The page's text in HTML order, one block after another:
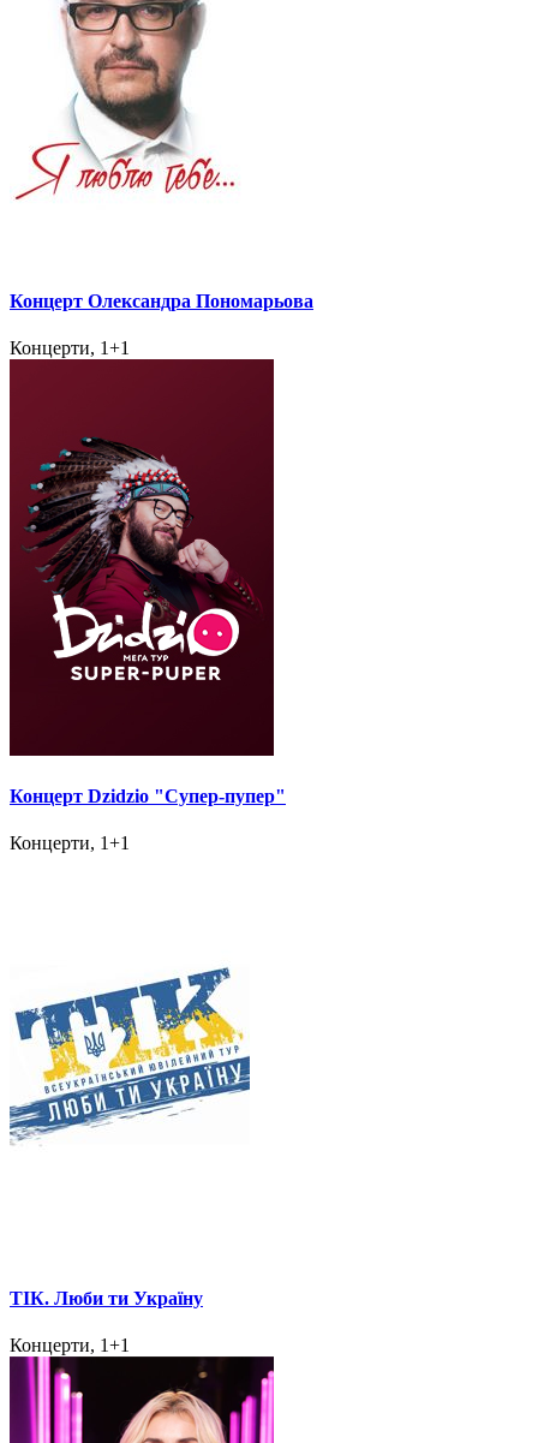
Концерт Олександра Пономарьова
Концерти, 1+1
Концерт Dzidzio "Супер-пупер"
Концерти, 1+1
ТІК. Люби ти Україну
Концерти, 1+1